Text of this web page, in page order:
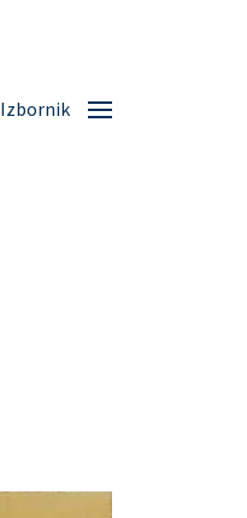
Izbornik